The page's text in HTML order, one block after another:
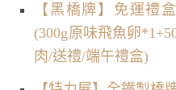
【黑橋牌】免運禮
(300g原味飛魚卵
肉/送禮/端午禮盒)